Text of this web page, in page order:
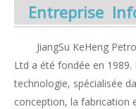
Entreprise
JiangSu KeHeng
Ltd a été fondée en
technologie, spécialisée
conception, la fabrication